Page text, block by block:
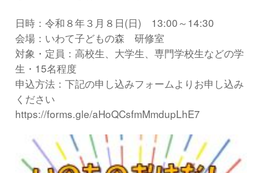
日時：令和８年３月８日(日) 13:00～14:30
会場：いわて子どもの森 研修室
対象・定員：高校生、大学生、専門学校生などの学
生・15名程度
申込方法：下記の申し込みフォームよりお申し込み
ください
https://forms.gle/aHoQCsfmMmdupLhE7